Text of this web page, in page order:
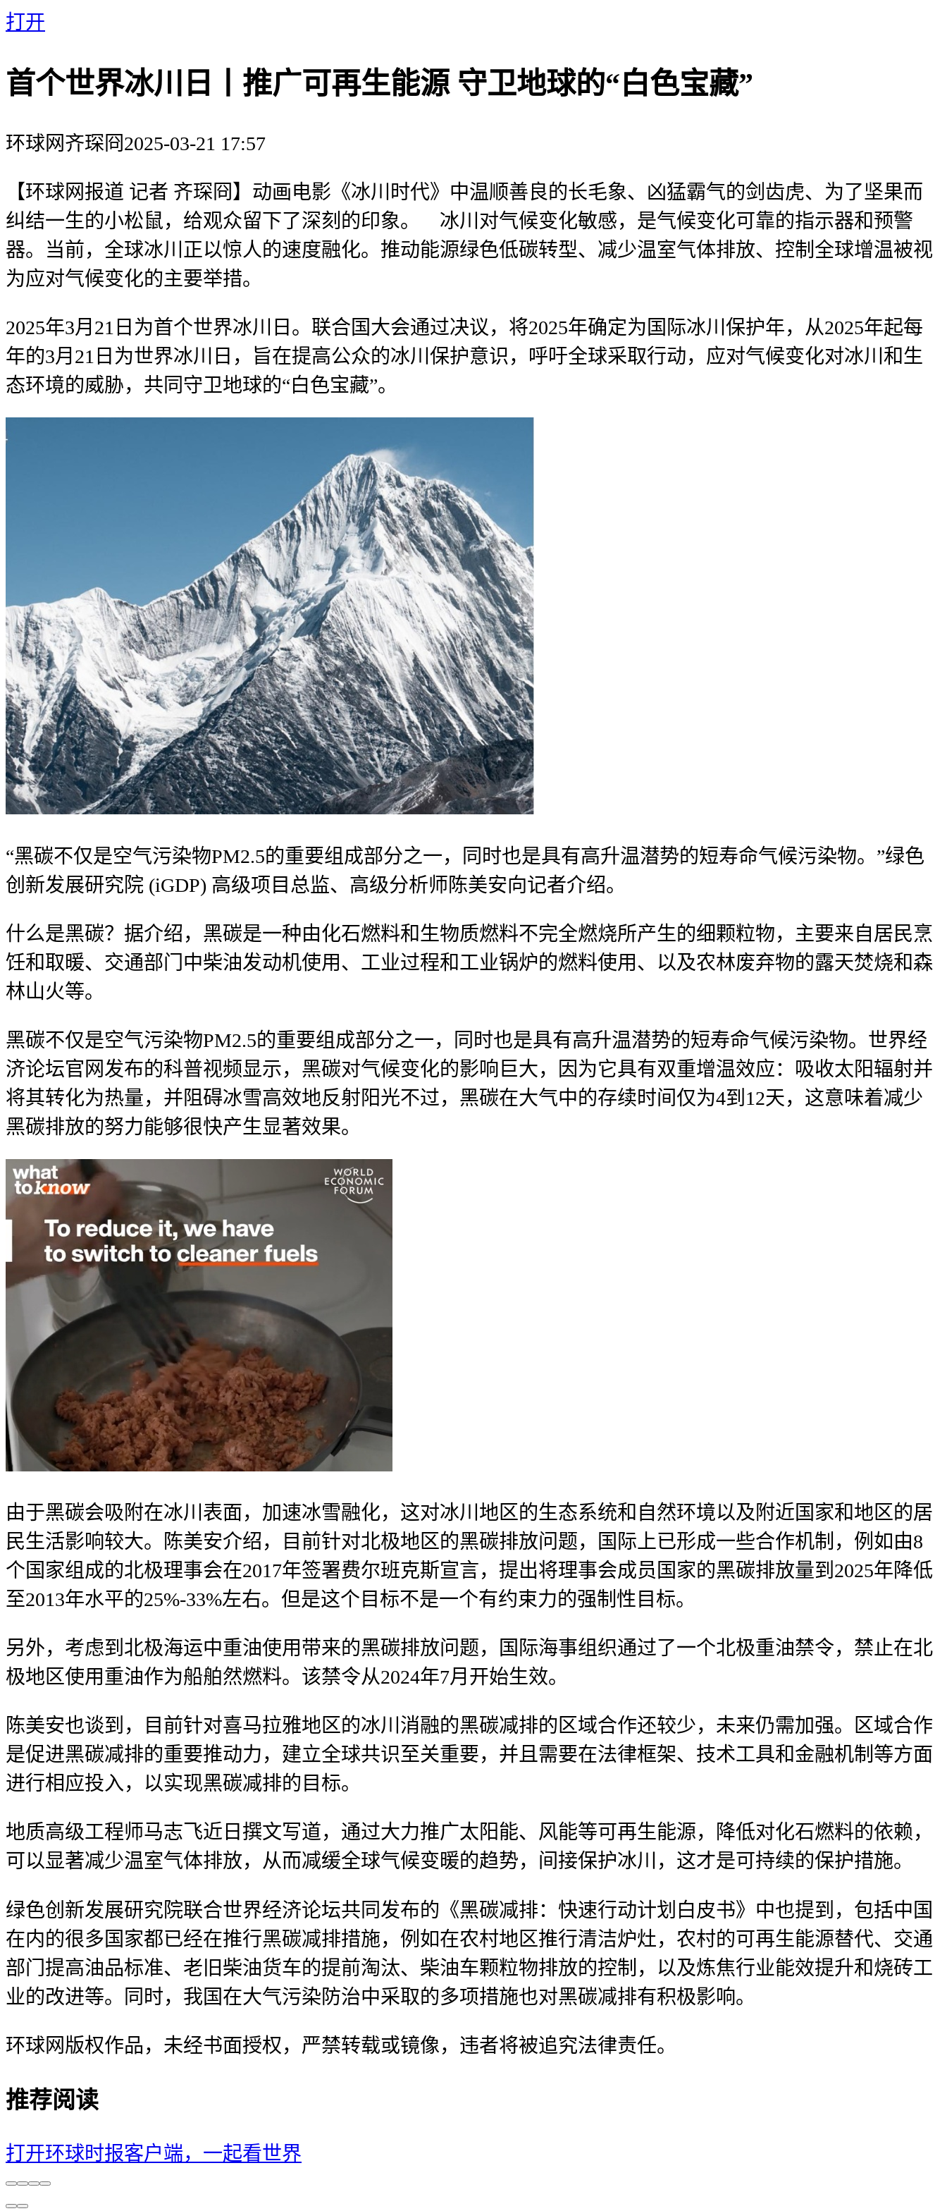
打开
首个世界冰川日丨推广可再生能源 守卫地球的“白色宝藏”
环球网齐琛冏2025-03-21 17:57
【环球网报道 记者 齐琛冏】动画电影《冰川时代》中温顺善良的长毛象、凶猛霸气的剑齿虎、为了坚果而
纠结一生的小松鼠，给观众留下了深刻的印象。 冰川对气候变化敏感，是气候变化可靠的指示器和预警
器。当前，全球冰川正以惊人的速度融化。推动能源绿色低碳转型、减少温室气体排放、控制全球增温被视
为应对气候变化的主要举措。
2025年3月21日为首个世界冰川日。联合国大会通过决议，将2025年确定为国际冰川保护年，从2025年起每
年的3月21日为世界冰川日，旨在提高公众的冰川保护意识，呼吁全球采取行动，应对气候变化对冰川和生
态环境的威胁，共同守卫地球的“白色宝藏”。
“黑碳不仅是空气污染物PM2.5的重要组成部分之一，同时也是具有高升温潜势的短寿命气候污染物。”绿色
创新发展研究院 (iGDP) 高级项目总监、高级分析师陈美安向记者介绍。
什么是黑碳？据介绍，黑碳是一种由化石燃料和生物质燃料不完全燃烧所产生的细颗粒物，主要来自居民烹
饪和取暖、交通部门中柴油发动机使用、工业过程和工业锅炉的燃料使用、以及农林废弃物的露天焚烧和森
林山火等。
黑碳不仅是空气污染物PM2.5的重要组成部分之一，同时也是具有高升温潜势的短寿命气候污染物。世界经
济论坛官网发布的科普视频显示，黑碳对气候变化的影响巨大，因为它具有双重增温效应：吸收太阳辐射并
将其转化为热量，并阻碍冰雪高效地反射阳光不过，黑碳在大气中的存续时间仅为4到12天，这意味着减少
黑碳排放的努力能够很快产生显著效果。
由于黑碳会吸附在冰川表面，加速冰雪融化，这对冰川地区的生态系统和自然环境以及附近国家和地区的居
民生活影响较大。陈美安介绍，目前针对北极地区的黑碳排放问题，国际上已形成一些合作机制，例如由8
个国家组成的北极理事会在2017年签署费尔班克斯宣言，提出将理事会成员国家的黑碳排放量到2025年降低
至2013年水平的25%-33%左右。但是这个目标不是一个有约束力的强制性目标。
另外，考虑到北极海运中重油使用带来的黑碳排放问题，国际海事组织通过了一个北极重油禁令，禁止在北
极地区使用重油作为船舶然燃料。该禁令从2024年7月开始生效。
陈美安也谈到，目前针对喜马拉雅地区的冰川消融的黑碳减排的区域合作还较少，未来仍需加强。区域合作
是促进黑碳减排的重要推动力，建立全球共识至关重要，并且需要在法律框架、技术工具和金融机制等方面
进行相应投入，以实现黑碳减排的目标。
地质高级工程师马志飞近日撰文写道，通过大力推广太阳能、风能等可再生能源，降低对化石燃料的依赖，
可以显著减少温室气体排放，从而减缓全球气候变暖的趋势，间接保护冰川，这才是可持续的保护措施。
绿色创新发展研究院联合世界经济论坛共同发布的《黑碳减排：快速行动计划白皮书》中也提到，包括中国
在内的很多国家都已经在推行黑碳减排措施，例如在农村地区推行清洁炉灶，农村的可再生能源替代、交通
部门提高油品标准、老旧柴油货车的提前淘汰、柴油车颗粒物排放的控制，以及炼焦行业能效提升和烧砖工
业的改进等。同时，我国在大气污染防治中采取的多项措施也对黑碳减排有积极影响。
环球网版权作品，未经书面授权，严禁转载或镜像，违者将被追究法律责任。
推荐阅读
打开环球时报客户端，一起看世界